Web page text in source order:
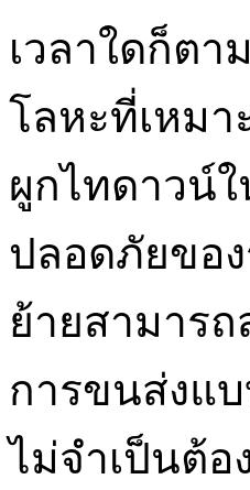
เวลาใดก็ต
โลหะที่เหม
ผูกไทดาวน์
ปลอดภัยขอ
ย้ายสามาร
การขนส่งแ
ไม่จำเป็นต้